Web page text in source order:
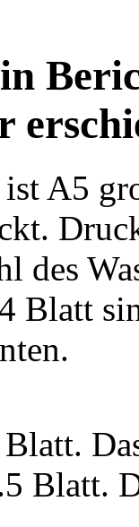
ist A5
des
Blatt
Blatt.